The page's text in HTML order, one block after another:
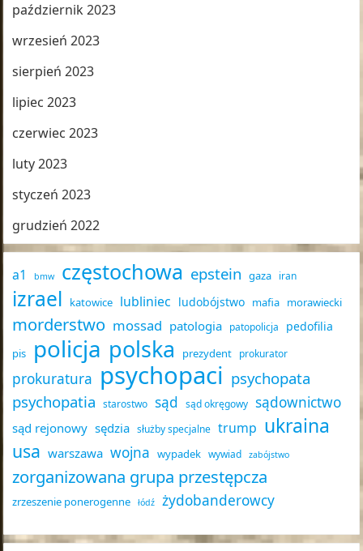
październik 2023
wrzesień 2023
sierpień 2023
lipiec 2023
czerwiec 2023
luty 2023
styczeń 2023
grudzień 2022
a1 bmw częstochowa epstein gaza iran
izrael katowice lubliniec ludobójstwo mafia morawiecki
morderstwo mossad patologia patopolicja pedofilia
pis policja polska prezydent prokurator
prokuratura psychopaci psychopata
psychopatia
starostwo sąd sąd okręgowy sądownictwo
sąd rejonowy sędzia służby specjalne trump ukraina
usa warszawa wojna wypadek wywiad zabójstwo
zorganizowana grupa przestępcza
zrzeszenie ponerogenne łódź żydobanderowcy